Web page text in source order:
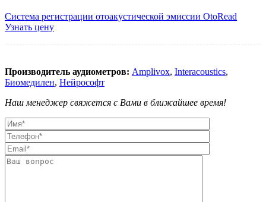
Система регистрации отоакустической эмиссии OtoRead
Узнать цену
Производитель аудиометров: Amplivox, Interacoustics,
Биомедилен, Нейрософт
Наш менеджер свяжется с Вами в ближайшее время!